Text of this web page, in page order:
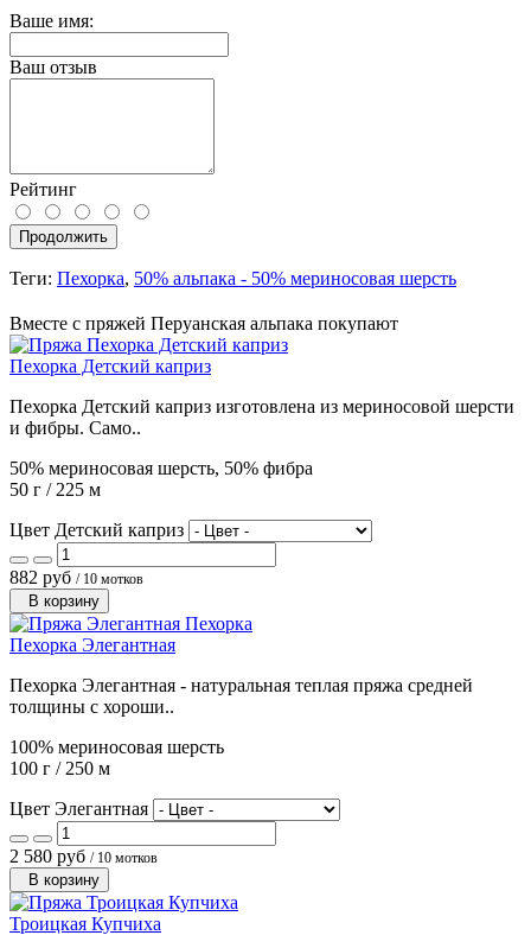
Ваше имя:
Ваш отзыв
Рейтинг
Продолжить
Теги: Пехорка, 50% альпака - 50% мериносовая шерсть
Вместе с пряжей Перуанская альпака покупают
Пехорка Детский каприз
Пехорка Детский каприз изготовлена из мериносовой шерсти
и фибры. Само..
50% мериносовая шерсть, 50% фибра
50 г / 225 м
Цвет Детский каприз
882 руб / 10 мотков
В корзину
Пехорка Элегантная
Пехорка Элегантная - натуральная теплая пряжа средней
толщины с хороши..
100% мериносовая шерсть
100 г / 250 м
Цвет Элегантная
2 580 руб / 10 мотков
В корзину
Троицкая Купчиха